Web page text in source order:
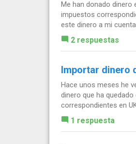
Me han donado dinero
impuestos
este dinero a mi cuenta
2 respuestas
Importar dinero
Hace unos meses he
dinero que ha
correspondientes en
1 respuesta